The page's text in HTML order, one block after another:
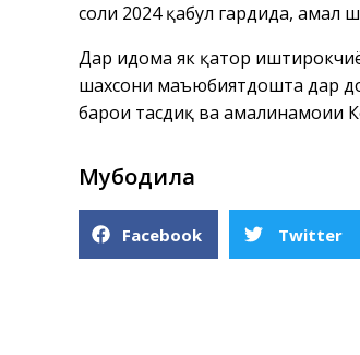
соли 2024 қабул гардида, амалӣ
Дар идома як қатор
шахсони маъюбиятдошта дар
барои тасдиқ ва амалинамоии
Мубодила
Facebook Twitter